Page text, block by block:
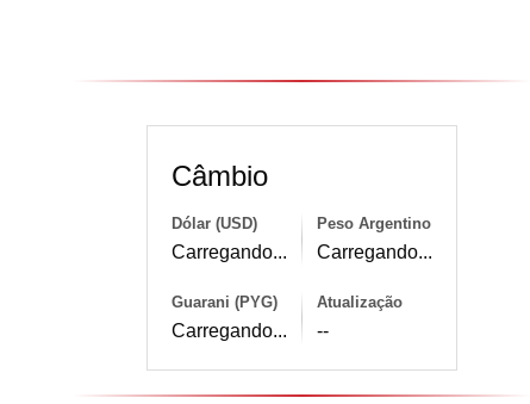
Câmbio
Dólar (USD)
Carregando...
Peso Argentino
Carregando...
Guarani (PYG)
Carregando...
Atualização
--